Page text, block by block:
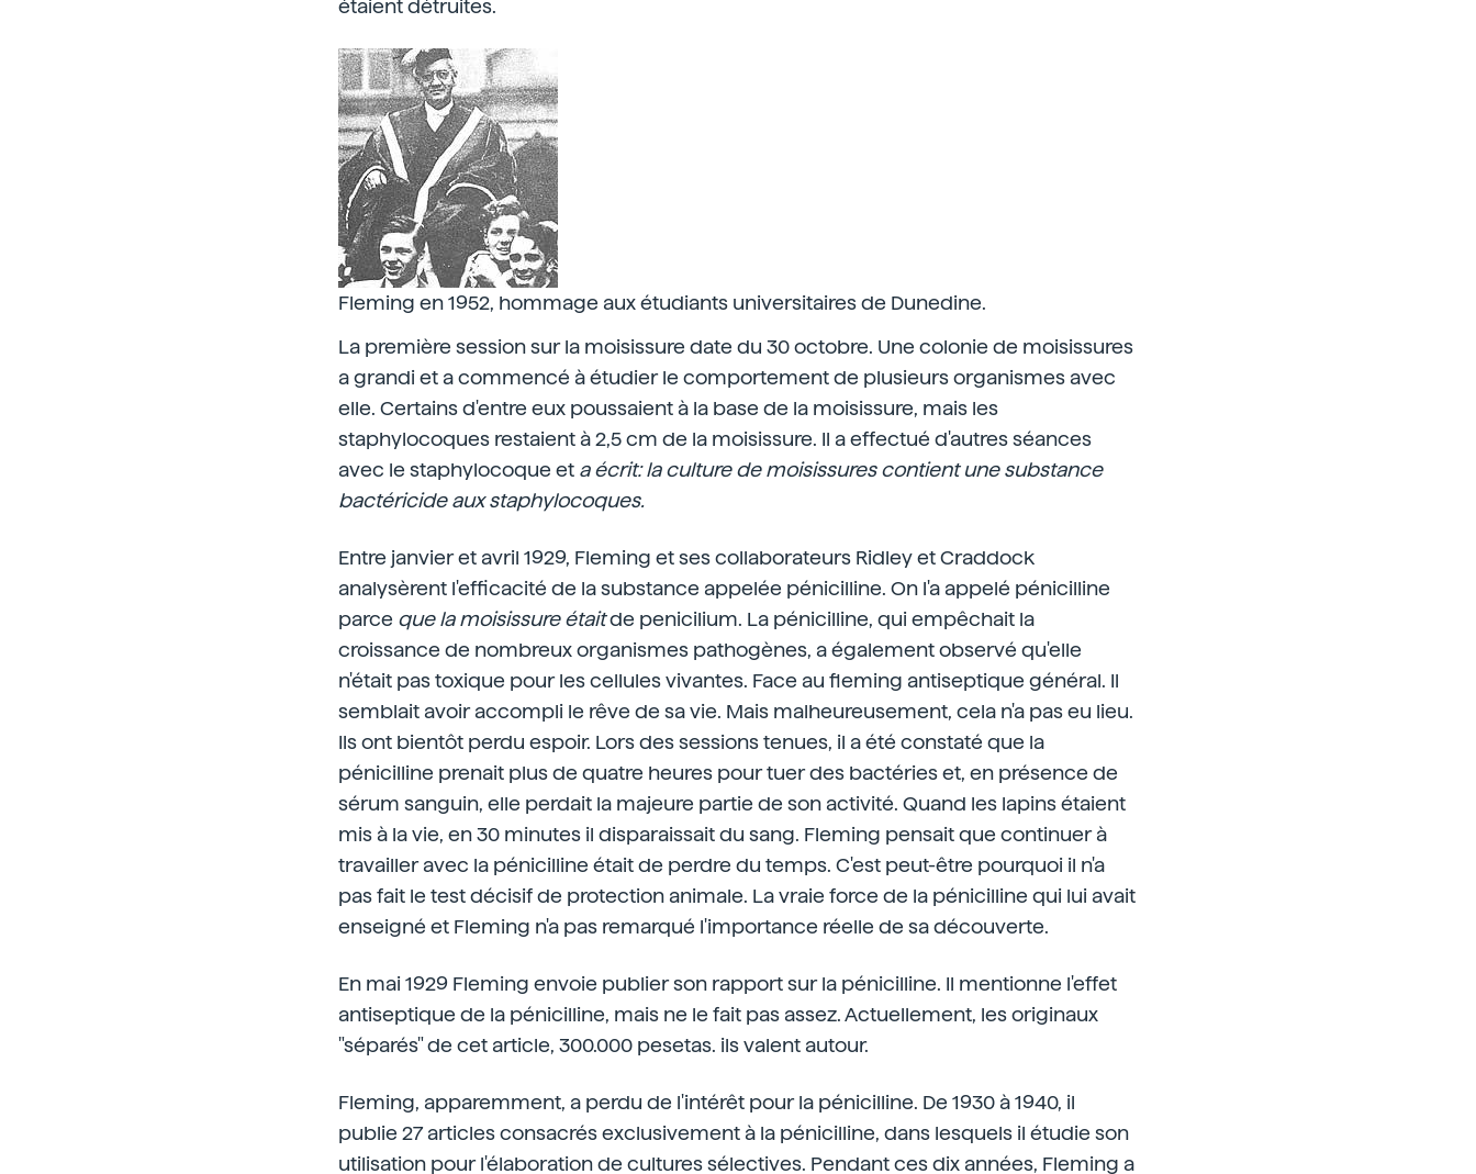
étaient détruites.
Fleming en 1952, hommage aux étudiants universitaires de Dunedine.
La première session sur la moisissure date du 30 octobre. Une colonie de moisissures
a grandi et a commencé à étudier le comportement de plusieurs organismes avec
elle. Certains d'entre eux poussaient à la base de la moisissure, mais les
staphylocoques restaient à 2,5 cm de la moisissure. Il a effectué d'autres séances
avec le staphylocoque et a écrit: la culture de moisissures contient une substance
bactéricide aux staphylocoques.
Entre janvier et avril 1929, Fleming et ses collaborateurs Ridley et Craddock
analysèrent l'efficacité de la substance appelée pénicilline. On l'a appelé pénicilline
parce que la moisissure étaitde penicilium. La pénicilline, qui empêchait la
croissance de nombreux organismes pathogènes, a également observé qu'elle
n'était pas toxique pour les cellules vivantes. Face au fleming antiseptique général. Il
semblait avoir accompli le rêve de sa vie. Mais malheureusement, cela n'a pas eu lieu.
Ils ont bientôt perdu espoir. Lors des sessions tenues, il a été constaté que la
pénicilline prenait plus de quatre heures pour tuer des bactéries et, en présence de
sérum sanguin, elle perdait la majeure partie de son activité. Quand les lapins étaient
mis à la vie, en 30 minutes il disparaissait du sang. Fleming pensait que continuer à
travailler avec la pénicilline était de perdre du temps. C'est peut-être pourquoi il n'a
pas fait le test décisif de protection animale. La vraie force de la pénicilline qui lui avait
enseigné et Fleming n'a pas remarqué l'importance réelle de sa découverte.
En mai 1929 Fleming envoie publier son rapport sur la pénicilline. Il mentionne l'effet
antiseptique de la pénicilline, mais ne le fait pas assez. Actuellement, les originaux
"séparés" de cet article, 300.000 pesetas. ils valent autour.
Fleming, apparemment, a perdu de l'intérêt pour la pénicilline. De 1930 à 1940, il
publie 27 articles consacrés exclusivement à la pénicilline, dans lesquels il étudie son
utilisation pour l'élaboration de cultures sélectives. Pendant ces dix années, Fleming a